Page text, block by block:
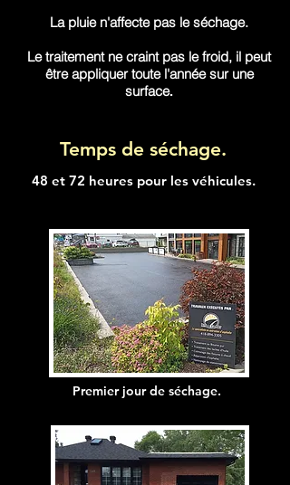
La pluie n'affecte pas le séchage.
Le traitement ne craint pas le froid, il peut
être appliquer toute l'année sur une
surface.
48 et 72 heures pour les véhicules.
Temps de séchage.
Premier jour de séchage.